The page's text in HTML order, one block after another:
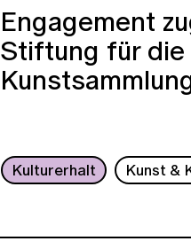
Engagement
Stiftung für die
Kulturerhalt Kunst &